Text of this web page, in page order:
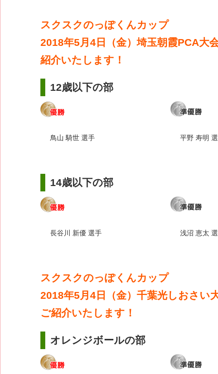
スクスクのっぽくんカップ
2018年5月4日（金）埼玉朝霞PCA大
紹介いたします！
12歳以下の部
鳥山 騎世 選手 平野 寿明
14歳以下の部
長谷川 新優 選手 浅沼 恵太
スクスクのっぽくんカップ
2018年5月4日（金）千葉光しおさい
ご紹介いたします！
オレンジボールの部